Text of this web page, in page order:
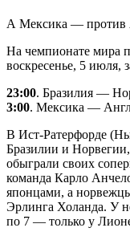
А Мексика — против
На чемпионате мира
воскресенье, 5 июля,
23:00. Бразилия —
3:00. Мексика —
В Ист-Ратерфорде
Бразилии и
обыграли своих
команда Карло
японцами, а
Эрлинга Холанда. У
по 7 — только у